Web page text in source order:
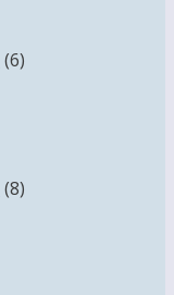
6товаров
8товаров